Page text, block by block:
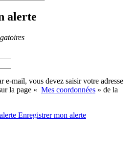
alerte
e-mail, vous devez saisir votre adresse
la page « Mes coordonnées » de la
Enregistrermon alerte